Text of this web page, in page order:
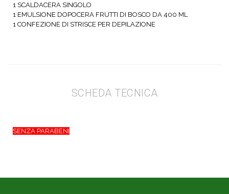
1 SCALDACERA SINGOLO
1 EMULSIONE DOPOCERA FRUTTI DI BOSCO DA 400 ML
1 CONFEZIONE DI STRISCE PER DEPILAZIONE
SCHEDA TECNICA
SENZA PARABENI